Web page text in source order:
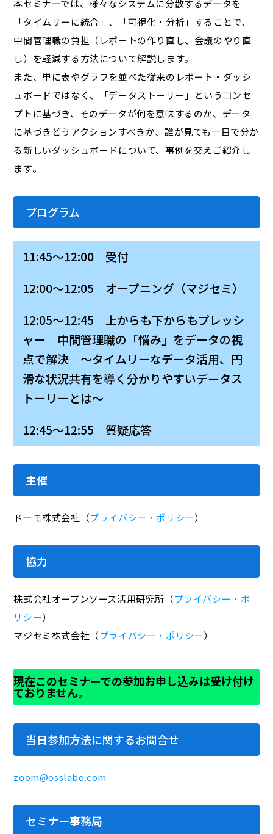
本セミナーでは、様々なシステムに分散するデータを
「タイムリーに統合」、「可視化・分析」することで、
中間管理職の負担（レポートの作り直し、会議のやり直
し）を軽減する方法について解説します。
また、単に表やグラフを並べた従来のレポート・ダッシ
ュボードではなく、「データストーリー」というコンセ
プトに基づき、そのデータが何を意味するのか、データ
に基づきどうアクションすべきか、誰が見ても一目で分か
る新しいダッシュボードについて、事例を交えご紹介し
ます。
プログラム
11:45～12:00 受付
12:00～12:05 オープニング（マジセミ）
12:05～12:45 上からも下からもプレッシ
ャー 中間管理職の「悩み」をデータの視
点で解決 〜タイムリーなデータ活用、円
滑な状況共有を導く分かりやすいデータス
トーリーとは〜
12:45～12:55 質疑応答
主催
ドーモ株式会社（プライバシー・ポリシー）
協力
株式会社オープンソース活用研究所（プライバシー・ポ
リシー）
マジセミ株式会社（プライバシー・ポリシー）
現在このセミナーでの参加お申し込みは受け付け
ておりません。
当日参加方法に関するお問合せ
zoom@osslabo.com
セミナー事務局